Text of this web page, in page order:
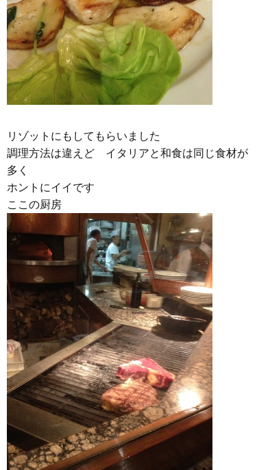
リゾットにもしてもらいました
調理方法は違えど イタリアと和食は同じ食材が
多く
ホントにイイです
ここの厨房